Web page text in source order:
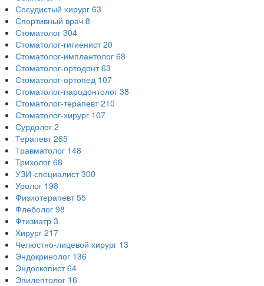
Сосудистый хирург 63
Спортивный врач 8
Стоматолог 304
Стоматолог-гигиенист 20
Стоматолог-имплантолог 68
Стоматолог-ортодонт 63
Стоматолог-ортопед 107
Стоматолог-пародонтолог 38
Стоматолог-терапевт 210
Стоматолог-хирург 107
Сурдолог 2
Терапевт 265
Травматолог 148
Трихолог 68
УЗИ-специалист 300
Уролог 198
Физиотерапевт 55
Флеболог 98
Фтизиатр 3
Хирург 217
Челюстно-лицевой хирург 13
Эндокринолог 136
Эндоскопист 64
Эпилептолог 16